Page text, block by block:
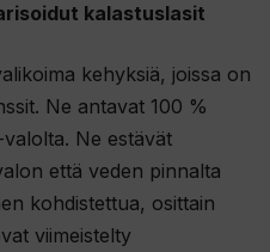
kalastuslasit
kehyksiä, joissa on
Ne antavat 100 %
Ne estävät
että veden pinnalta
kohdistettua, osittain
viimeistelty